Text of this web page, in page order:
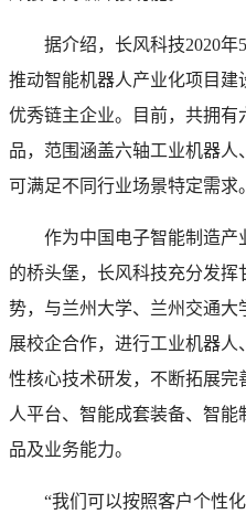
据介绍，长风科技2020
推动智能机器人产业化项目建
优秀链主企业。目前，共拥
品，范围涵盖六轴工业机器人
可满足不同行业场景特定需求。
作为中国电子智能制造产
的桥头堡，长风科技充分发
势，与兰州大学、兰州交通
展校企合作，进行工业机器
性核心技术研发，不断拓展
人平台、智能成套装备、智
品及业务能力。
“我们可以按照客户个性